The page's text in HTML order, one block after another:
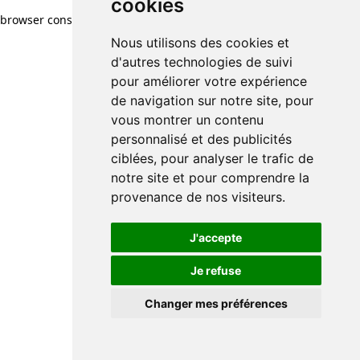
cookies
Nous utilisons des cookies et
d'autres technologies de suivi
pour améliorer votre expérience
de navigation sur notre site, pour
vous montrer un contenu
personnalisé et des publicités
ciblées, pour analyser le trafic de
notre site et pour comprendre la
provenance de nos visiteurs.
J'accepte
Je refuse
Changer mes préférences
browser console for more information)